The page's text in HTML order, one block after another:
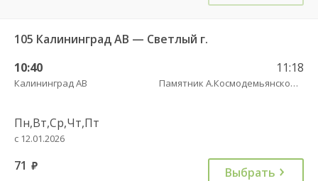
105 Калининград АВ — Светлый г.
10:40
Калининград АВ
11:18
Памятник А.Космодемьянскому(Балтийское шоссе) трасса
Пн,Вт,Ср,Чт,Пт
с 12.01.2026
71 руб. Выбрать